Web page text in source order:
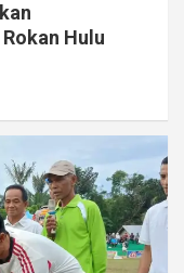
Hulu